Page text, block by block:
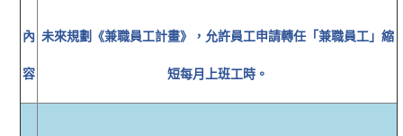
內
容
未來規劃《兼職員工計畫》，允許員工申請轉任「兼職員工」縮
短每月上班工時。